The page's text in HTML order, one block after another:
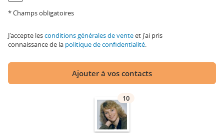
* Champs obligatoires
J'accepte lesconditions générales de venteet j'ai pris
connaissance de la politique de confidentialité.
Ajouter à vos contacts
10